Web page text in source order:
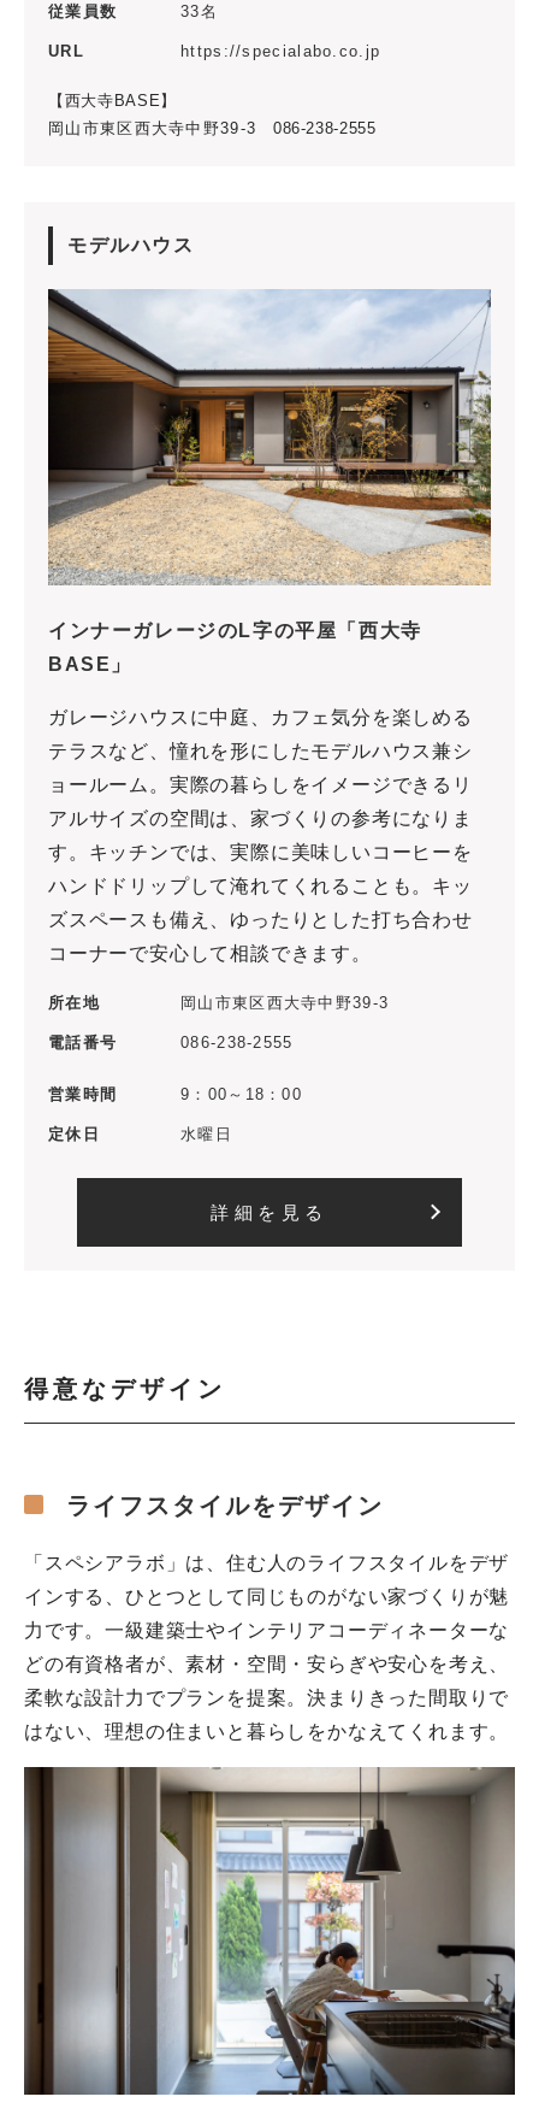
従業員数 33名
URL https://specialabo.co.jp
【西大寺BASE】
岡山市東区西大寺中野39-3 086-238-2555
モデルハウス
インナーガレージのL字の平屋「西大寺
BASE」
ガレージハウスに中庭、カフェ気分を楽しめる
テラスなど、憧れを形にしたモデルハウス兼シ
ョールーム。実際の暮らしをイメージできるリ
アルサイズの空間は、家づくりの参考になりま
す。キッチンでは、実際に美味しいコーヒーを
ハンドドリップして淹れてくれることも。キッ
ズスペースも備え、ゆったりとした打ち合わせ
コーナーで安心して相談できます。
所在地 岡山市東区西大寺中野39-3
電話番号 086-238-2555
営業時間 9：00～18：00
定休日 水曜日
詳細を見る
得意なデザイン
ライフスタイルをデザイン
「スペシアラボ」は、住む人のライフスタイルをデザ
インする、ひとつとして同じものがない家づくりが魅
力です。一級建築士やインテリアコーディネーターな
どの有資格者が、素材・空間・安らぎや安心を考え、
柔軟な設計力でプランを提案。決まりきった間取りで
はない、理想の住まいと暮らしをかなえてくれます。